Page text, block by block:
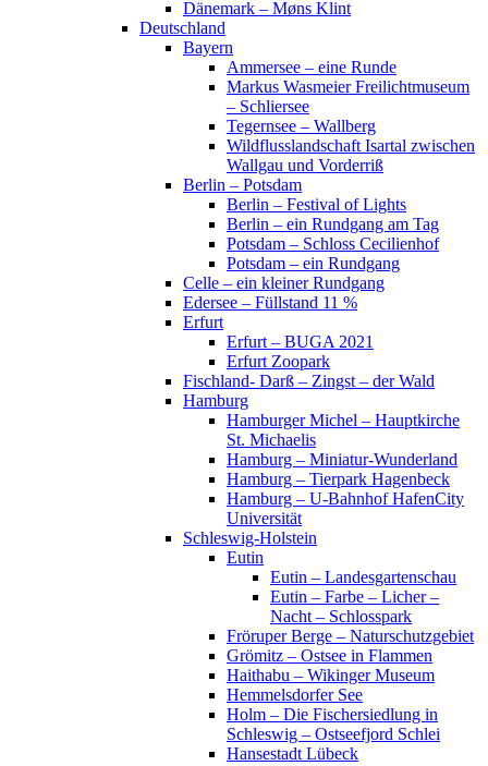
Dänemark – Møns Klint
Deutschland
Bayern
Ammersee – eine Runde
Markus Wasmeier Freilichtmuseum
– Schliersee
Tegernsee – Wallberg
Wildflusslandschaft Isartal zwischen
Wallgau und Vorderriß
Berlin – Potsdam
Berlin – Festival of Lights
Berlin – ein Rundgang am Tag
Potsdam – Schloss Cecilienhof
Potsdam – ein Rundgang
Celle – ein kleiner Rundgang
Edersee – Füllstand 11 %
Erfurt
Erfurt – BUGA 2021
Erfurt Zoopark
Fischland- Darß – Zingst – der Wald
Hamburg
Hamburger Michel – Hauptkirche
St. Michaelis
Hamburg – Miniatur-Wunderland
Hamburg – Tierpark Hagenbeck
Hamburg – U-Bahnhof HafenCity
Universität
Schleswig-Holstein
Eutin
Eutin – Landesgartenschau
Eutin – Farbe – Licher –
Nacht – Schlosspark
Fröruper Berge – Naturschutzgebiet
Grömitz – Ostsee in Flammen
Haithabu – Wikinger Museum
Hemmelsdorfer See
Holm – Die Fischersiedlung in
Schleswig – Ostseefjord Schlei
Hansestadt Lübeck